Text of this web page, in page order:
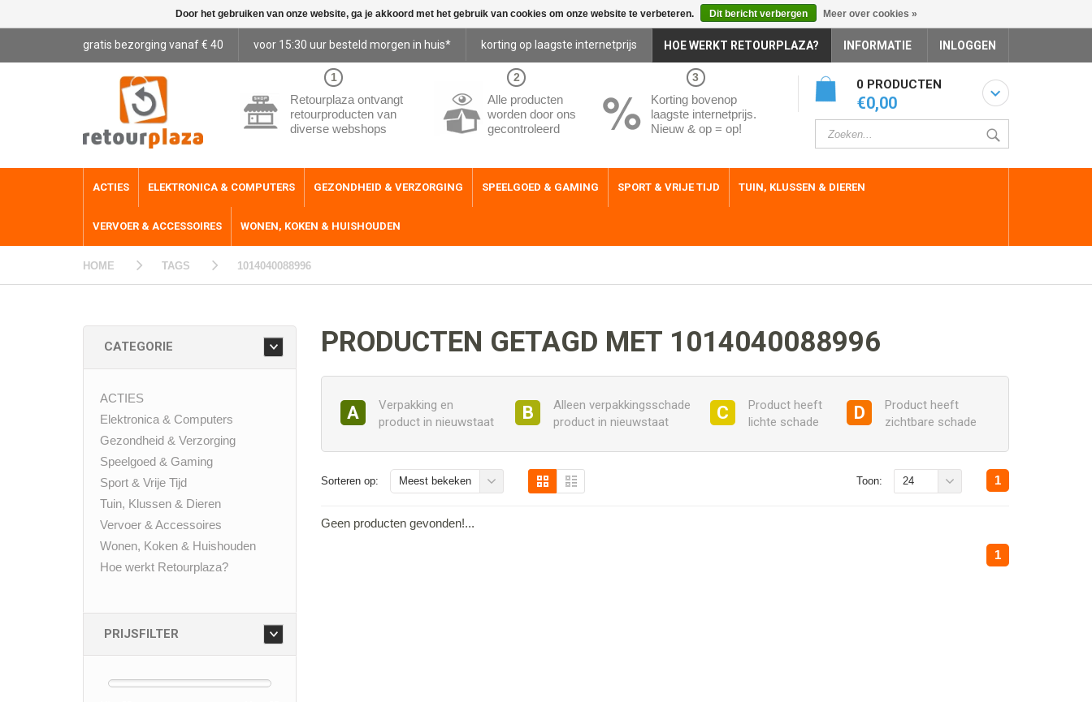
gratis bezorging vanaf € 40 voor 15:30 uur besteld morgen in huis* korting op laagste internetprijs HOE WERKT RETOURPLAZA? INFORMATIE INLOGGEN
1
Retourplaza ontvangt
retourproducten van
diverse webshops
2
Alle producten
worden door ons
gecontroleerd
3
Korting bovenop
laagste internetprijs.
Nieuw & op = op!
0 PRODUCTEN
€0,00
ACTIES ELEKTRONICA & COMPUTERS GEZONDHEID & VERZORGING SPEELGOED & GAMING SPORT & VRIJE TIJD TUIN, KLUSSEN & DIEREN
VERVOER & ACCESSOIRES WONEN, KOKEN & HUISHOUDEN
HOME TAGS 1014040088996
CATEGORIE
ACTIES
Elektronica & Computers
Gezondheid & Verzorging
Speelgoed & Gaming
Sport & Vrije Tijd
Tuin, Klussen & Dieren
Vervoer & Accessoires
Wonen, Koken & Huishouden
Hoe werkt Retourplaza?
PRIJSFILTER
PRODUCTEN GETAGD MET 1014040088996
A
Verpakking en
product in nieuwstaat
B
Alleen verpakkingsschade
product in nieuwstaat
C
Product heeft
lichte schade
D
Product heeft
zichtbare schade
Sorteren op: Meest bekeken 1
Toon: 24
Geen producten gevonden!...
1
Door het gebruiken van onze website, ga je akkoord met het gebruik van cookies om onze website te verbeteren. Dit bericht verbergen Meer over cookies »